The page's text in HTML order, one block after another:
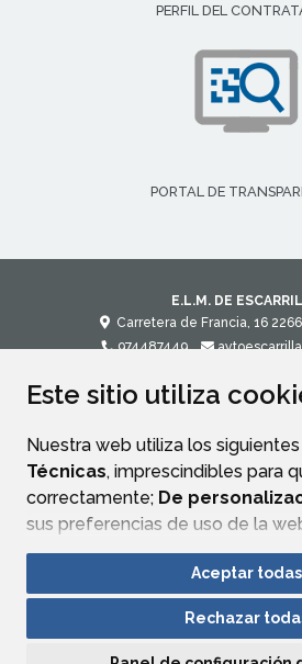
Este sitio utiliza
Nuestra web utiliza los
Técnicas, imprescindibles para
correctamente; De
sus preferencias de uso de la
mejorar el funcionamiento de la
Si acepta pulsando el botón
consideramos que acepta su
Aceptar todas
Rechazar
PERFIL DEL
PORTAL DE
E.L.M. DE
Carretera de Francia, 16
974487449
ACCESIBILIDAD